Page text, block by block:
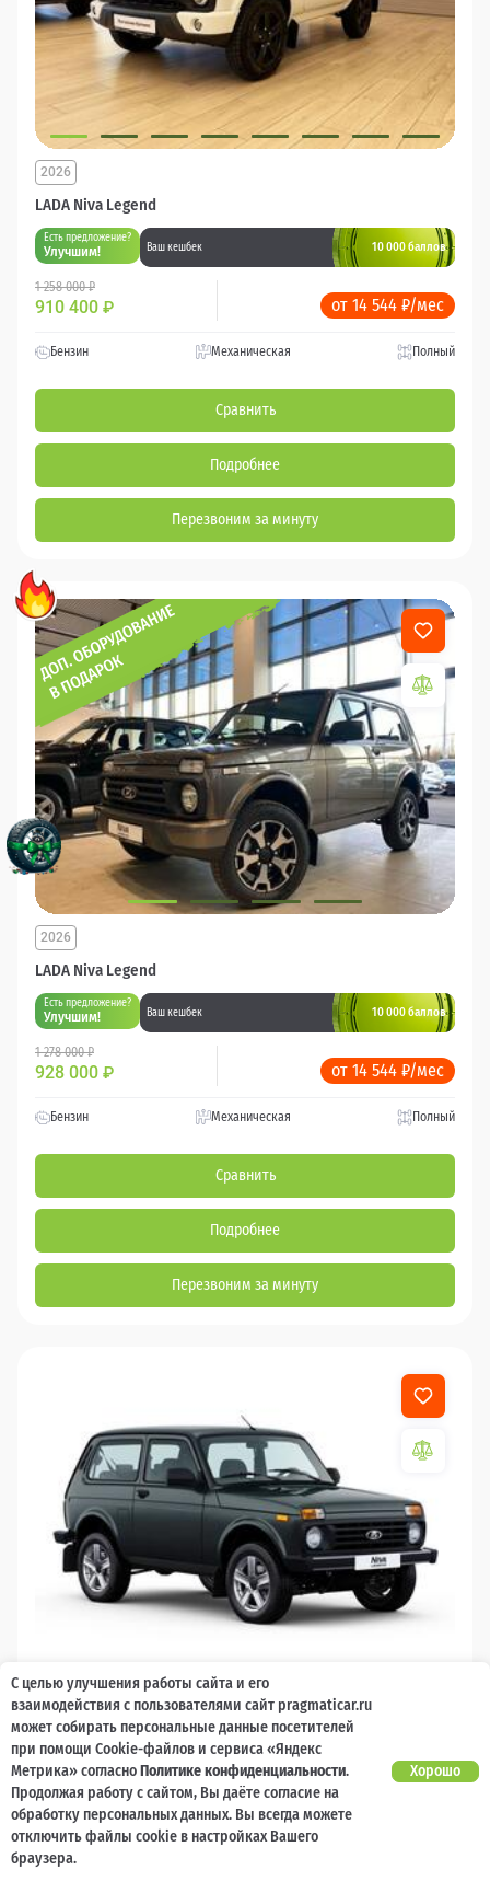
LADA Niva Legend
2026
Есть предложение?
Улучшим! Ваш кешбек 10 000 баллов
1 258 000 ₽
910 400 ₽ от 14 544 ₽/мес
Бензин Механическая Полный
Сравнить
Подробнее
Перезвоним за минуту
LADA Niva Legend
2026
Есть предложение?
Улучшим! Ваш кешбек 10 000 баллов
1 278 000 ₽
928 000 ₽ от 14 544 ₽/мес
Бензин Механическая Полный
Сравнить
Подробнее
Перезвоним за минуту
LADA Niva Legend
2026
Ваш кешбек 10 000 баллов
1 119 000 ₽
799 200₽
С целью улучшения работы сайта и его
взаимодействия с пользователями сайт pragmaticar.ru
может собирать персональные данные посетителей
при помощи Cookie-файлов и сервиса «Яндекс
Метрика» согласноПолитике конфиденциальности.
Продолжая работу с сайтом, Вы даёте согласие на
обработку персональных данных. Вы всегда можете
отключить файлы cookie в настройках Вашего
браузера.
Хорошо